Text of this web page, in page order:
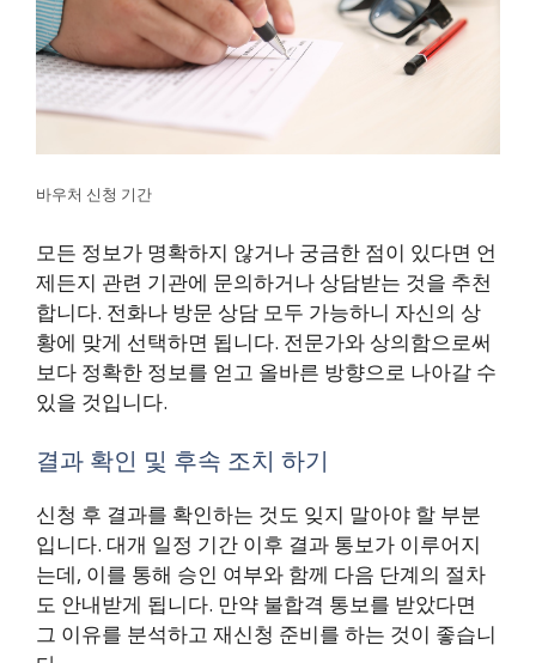
바우처 신청 기간
모든 정보가 명확하지 않거나 궁금한 점이 있다면 언
제든지 관련 기관에 문의하거나 상담받는 것을 추천
합니다. 전화나 방문 상담 모두 가능하니 자신의 상
황에 맞게 선택하면 됩니다. 전문가와 상의함으로써
보다 정확한 정보를 얻고 올바른 방향으로 나아갈 수
있을 것입니다.
결과 확인 및 후속 조치 하기
신청 후 결과를 확인하는 것도 잊지 말아야 할 부분
입니다. 대개 일정 기간 이후 결과 통보가 이루어지
는데, 이를 통해 승인 여부와 함께 다음 단계의 절차
도 안내받게 됩니다. 만약 불합격 통보를 받았다면
그 이유를 분석하고 재신청 준비를 하는 것이 좋습니